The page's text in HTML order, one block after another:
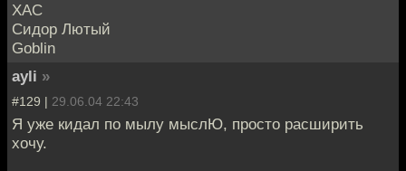
ХАС
Сидор Лютый
Goblin
ayli »
#129 | 29.06.04 22:43
Я уже кидал по мылу мыслЮ, просто расширить
хочу.